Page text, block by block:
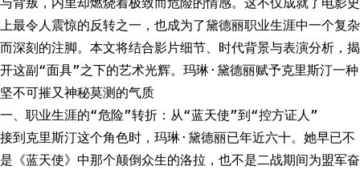
上最令人震惊的反转之一，也成为了黛德丽职业生涯中一个复杂
而深刻的注脚。本文将结合影片细节、时代背景与表演分析，揭
开这副“面具”之下的艺术光辉。玛琳·黛德丽赋予克里斯汀一种
坚不可摧又神秘莫测的气质
一、职业生涯的“危险”转折：从“蓝天使”到“控方证人”
接到克里斯汀这个角色时，玛琳·黛德丽已年近六十。她早已不
是《蓝天使》中那个颠倒众生的洛拉，也不是二战期间为盟军奋